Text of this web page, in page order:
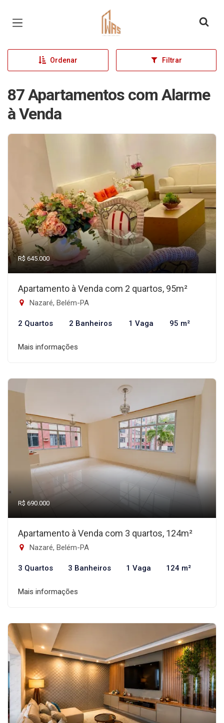
Página inicial
Ordenar Filtrar
87 Apartamentos com Alarme
à Venda
R$ 645.000
Apartamento à Venda com 2 quartos, 95m²
Nazaré, Belém-PA
2 Quartos 2 Banheiros 1 Vaga 95 m²
Mais informações
R$ 690.000
Apartamento à Venda com 3 quartos, 124m²
Nazaré, Belém-PA
3 Quartos 3 Banheiros 1 Vaga 124 m²
Mais informações